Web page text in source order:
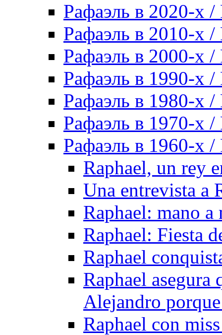
Рафаэль в 2020-х /
Рафаэль в 2010-х /
Рафаэль в 2000-х /
Рафаэль в 1990-х /
Рафаэль в 1980-х /
Рафаэль в 1970-х /
Рафаэль в 1960-х /
Raphael, un rey
Una entrevista a
Raphael: mano a
Raphael: Fiesta
Raphael
Raphael
Alejandro
Raphael con